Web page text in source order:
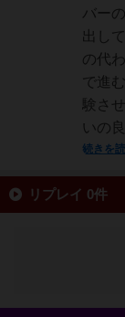
バー
出し
の代
で進
験さ
いの
続きを
リプレイ 0件